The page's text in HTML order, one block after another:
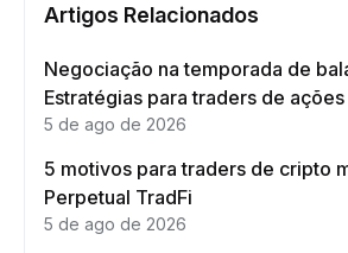
Artigos Relacionados
Negociação na temporada de
Estratégias para traders de ações
5 de ago de 2026
5 motivos para traders de cripto
Perpetual TradFi
5 de ago de 2026